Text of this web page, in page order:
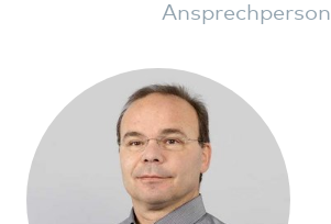
Ansprechperson